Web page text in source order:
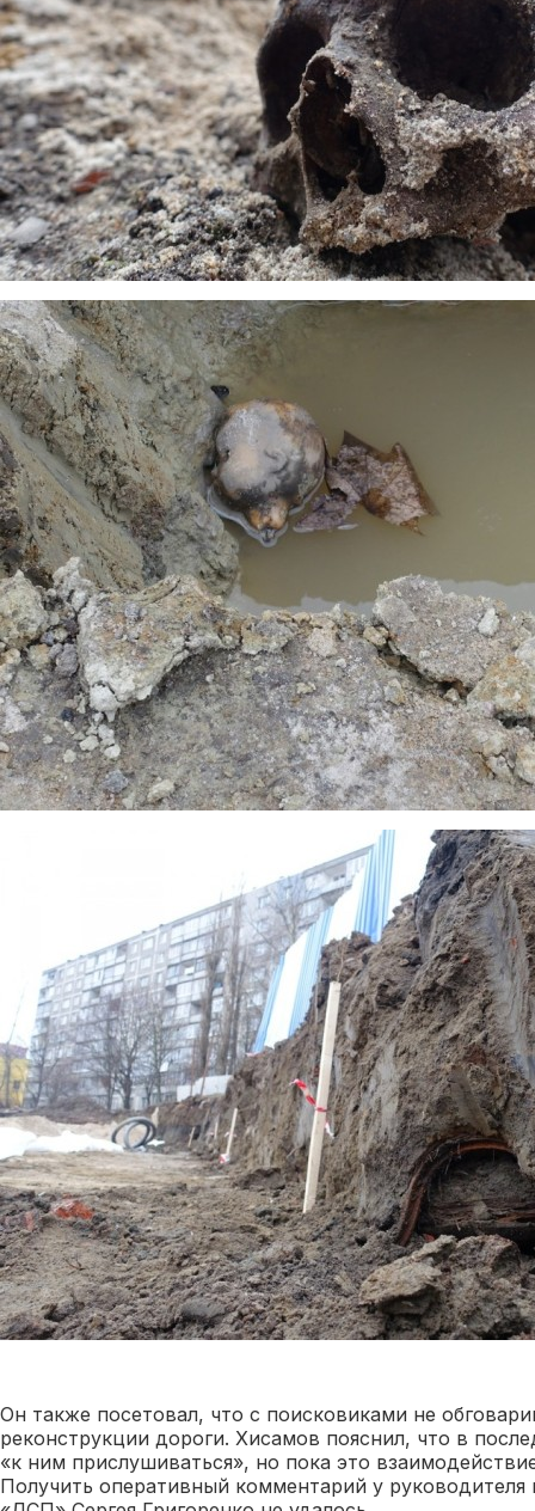
Он также посетовал, что с поисковиками не
реконструкции дороги. Хисамов пояснил, что в
«к ним прислушиваться», но пока это
Получить оперативный комментарий у руководителя